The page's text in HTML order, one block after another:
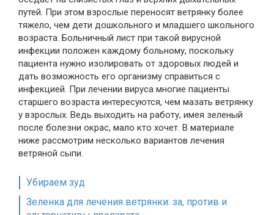
путей. При этом взрослые переносят ветрянку более
тяжело, чем дети дошкольного и младшего школьного
возраста. Больничный лист при такой вирусной
инфекции положен каждому больному, поскольку
пациента нужно изолировать от здоровых людей и
дать возможность его организму справиться с
инфекцией. При лечении вируса многие пациенты
старшего возраста интересуются, чем мазать ветрянку
у взрослых. Ведь выходить на работу, имея зеленый
после болезни окрас, мало кто хочет. В материале
ниже рассмотрим несколько вариантов лечения
ветряной сыпи.
Убираем зуд
Зеленка для лечения ветрянки: за, против и